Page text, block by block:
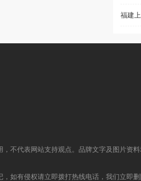
不代表网站支持观点。品牌文字及图片资
如有侵权请立即拨打热线电话，我们立即删